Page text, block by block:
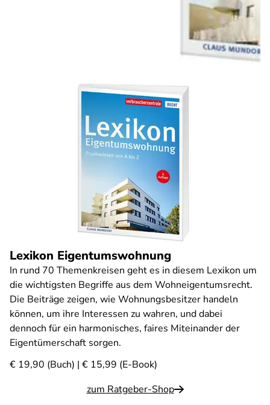
Lexikon Eigentumswohnung
In rund 70 Themenkreisen geht es in diesem Lexikon um
die wichtigsten Begriffe aus dem Wohneigentumsrecht.
Die Beiträge zeigen, wie Wohnungsbesitzer handeln
können, um ihre Interessen zu wahren, und dabei
dennoch für ein harmonisches, faires Miteinander der
Eigentümerschaft sorgen.
€ 19,90 (Buch) | € 15,99 (E-Book)
zum Ratgeber-Shop